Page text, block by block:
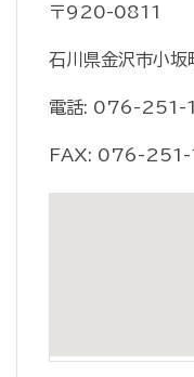
〒920-0811
石川県金沢市小
電話: 076-
FAX: 076-